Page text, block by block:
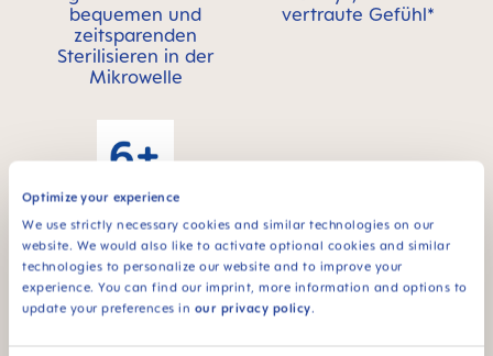
Optimize your experience
We use strictly necessary cookies and similar technologies on our
website. We would also like to activate optional cookies and similar
technologies to personalize our website and to improve your
experience. You can find our imprint, more information and options to
update your preferences in our privacy policy.
bequemen und
zeitsparenden
Sterilisieren in der
Mikrowelle
vertraute Gefühl*
Für Babys ab 6
Monaten
*Marktforschung 2010-2023, getestet mit 1,588 Babys.